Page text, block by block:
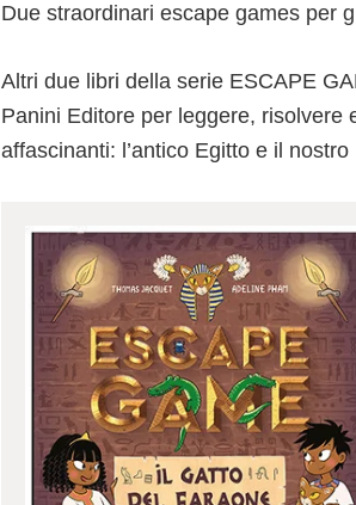
Due straordinari escape games per
Altri due libri della serie ESCAPE
Panini Editore per leggere, risolvere
affascinanti: l’antico Egitto e il nostro